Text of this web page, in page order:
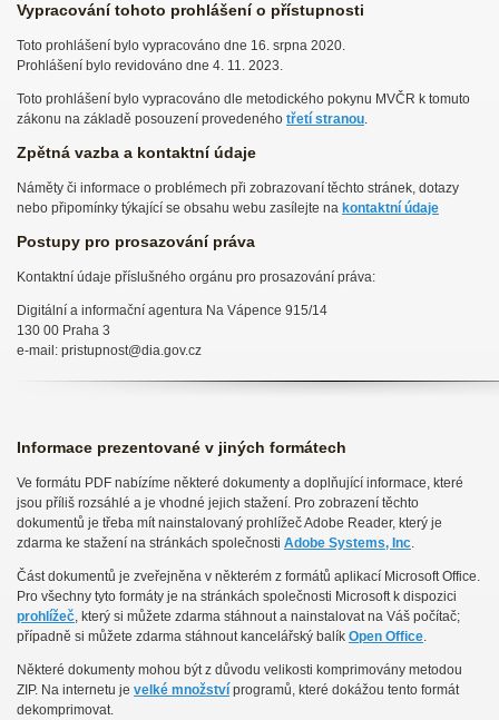
Vypracování tohoto prohlášení o přístupnosti
Toto prohlášení bylo vypracováno dne 16. srpna 2020.
Prohlášení bylo revidováno dne 4. 11. 2023.
Toto prohlášení bylo vypracováno dle metodického pokynu MVČR k tomuto
zákonu na základě posouzení provedeného třetí stranou.
Zpětná vazba a kontaktní údaje
Náměty či informace o problémech při zobrazovaní těchto stránek, dotazy
nebo připomínky týkající se obsahu webu zasílejte na kontaktní údaje
Postupy pro prosazování práva
Kontaktní údaje příslušného orgánu pro prosazování práva:
Digitální a informační agentura Na Vápence 915/14
130 00 Praha 3
e-mail: pristupnost@dia.gov.cz
Informace prezentované v jiných formátech
Ve formátu PDF nabízíme některé dokumenty a doplňující informace, které
jsou příliš rozsáhlé a je vhodné jejich stažení. Pro zobrazení těchto
dokumentů je třeba mít nainstalovaný prohlížeč Adobe Reader, který je
zdarma ke stažení na stránkách společnosti Adobe Systems, Inc.
Část dokumentů je zveřejněna v některém z formátů aplikací Microsoft Office.
Pro všechny tyto formáty je na stránkách společnosti Microsoft k dispozici
prohlížeč, který si můžete zdarma stáhnout a nainstalovat na Váš počítač;
případně si můžete zdarma stáhnout kancelářský balík Open Office.
Některé dokumenty mohou být z důvodu velikosti komprimovány metodou
ZIP. Na internetu je velké množství programů, které dokážou tento formát
dekomprimovat.